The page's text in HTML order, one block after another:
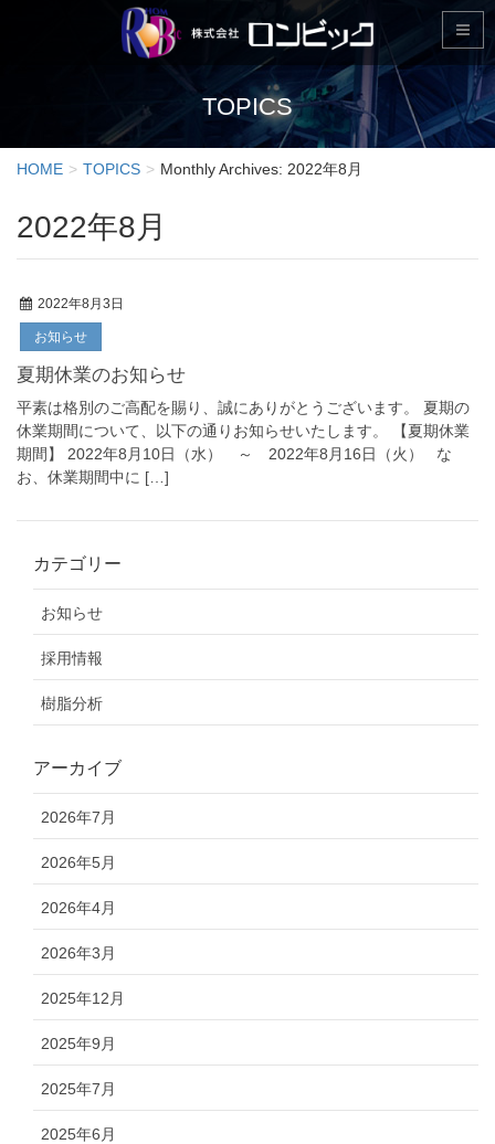
TOPICS
HOME TOPICS Monthly Archives: 2022年8月
2022年8月
2022年8月3日
お知らせ
夏期休業のお知らせ
平素は格別のご高配を賜り、誠にありがとうございます。 夏期の
休業期間について、以下の通りお知らせいたします。 【夏期休業
期間】 2022年8月10日（水） ～ 2022年8月16日（火） な
お、休業期間中に […]
カテゴリー
お知らせ
採用情報
樹脂分析
アーカイブ
2026年7月
2026年5月
2026年4月
2026年3月
2025年12月
2025年9月
2025年7月
2025年6月